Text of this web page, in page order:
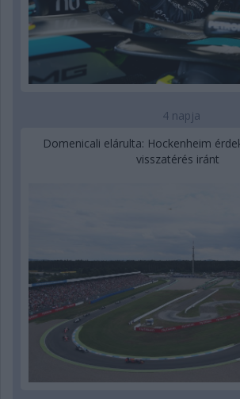
4 napja
Domenicali elárulta: Hockenheim
visszatérés iránt